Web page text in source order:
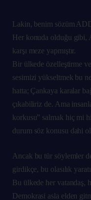
Lakin, benim sözüm
Her konuda olduğu gibi,
karşı meze yapmıştır.
Bir ülkede özelleştirme
sesimizi yükseltmek bu
hatta; Çankaya karalar
çıkabiliriz de. Ama
korkusu” salmak hiç mi
durum söz konusu dahi
Ancak bu tür söylemler
girdikçe, bu olasılık
Bu ülkede her vatandaş,
Demokrasi asla elden